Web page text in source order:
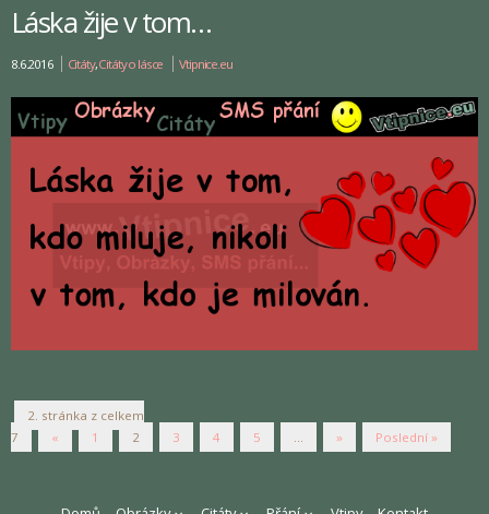
Láska žije v tom…
8.6.2016 Citáty,Citáty o lásce Vtipnice.eu
2. stránka z celkem
7
« 1 2 3 4 5 » Poslední »